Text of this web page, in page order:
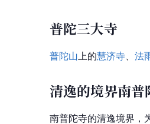
普陀三大寺
普陀山 上的慧济寺 法
清逸的境界南普
南普陀寺的清逸境界，